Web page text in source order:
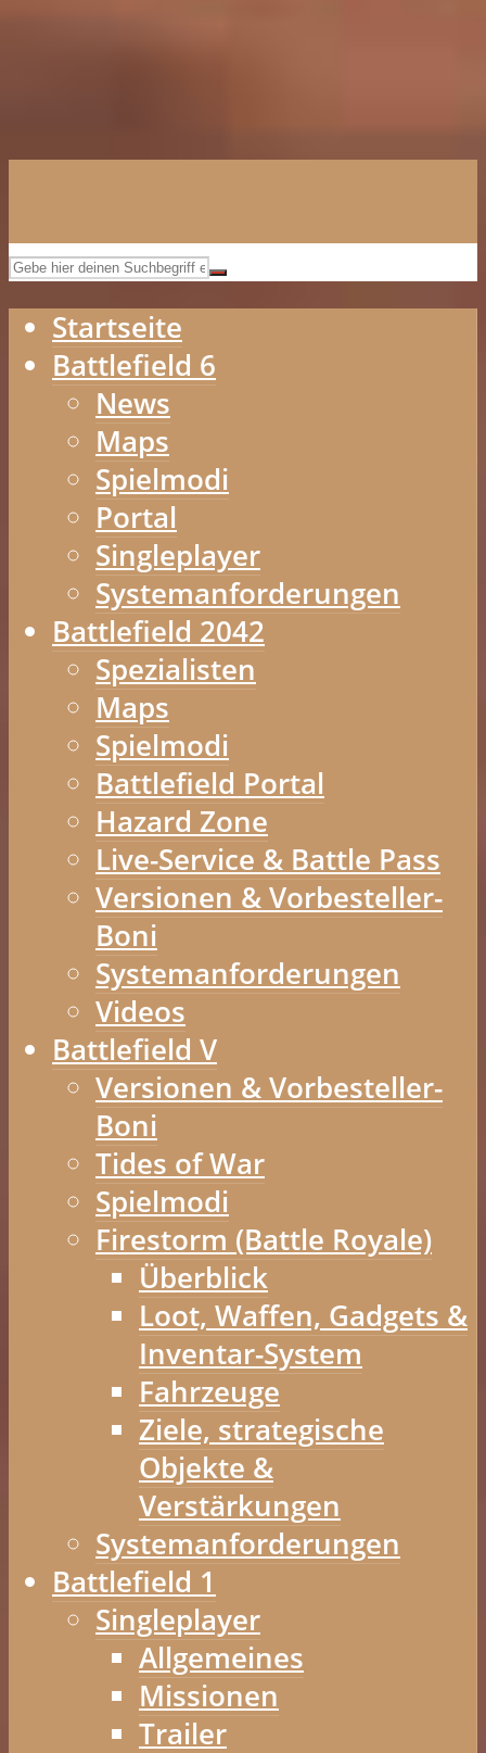
Startseite
Battlefield 6
News
Maps
Spielmodi
Portal
Singleplayer
Systemanforderungen
Battlefield 2042
Spezialisten
Maps
Spielmodi
Battlefield Portal
Hazard Zone
Live-Service & Battle Pass
Versionen & Vorbesteller-
Boni
Systemanforderungen
Videos
Battlefield V
Versionen & Vorbesteller-
Boni
Tides of War
Spielmodi
Firestorm (Battle Royale)
Überblick
Loot, Waffen, Gadgets &
Inventar-System
Fahrzeuge
Ziele, strategische
Objekte &
Verstärkungen
Systemanforderungen
Battlefield 1
Singleplayer
Allgemeines
Missionen
Trailer